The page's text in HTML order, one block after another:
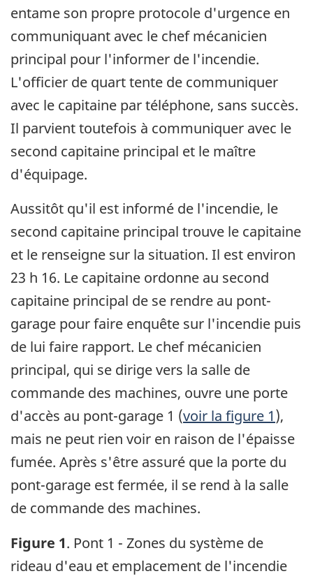
entame son propre protocole d'urgence en
communiquant avec le chef mécanicien
principal pour l'informer de l'incendie.
L'officier de quart tente de communiquer
avec le capitaine par téléphone, sans succès.
Il parvient toutefois à communiquer avec le
second capitaine principal et le maître
d'équipage.
Aussitôt qu'il est informé de l'incendie, le
second capitaine principal trouve le capitaine
et le renseigne sur la situation. Il est environ
23 h 16. Le capitaine ordonne au second
capitaine principal de se rendre au pont-
garage pour faire enquête sur l'incendie puis
de lui faire rapport. Le chef mécanicien
principal, qui se dirige vers la salle de
commande des machines, ouvre une porte
d'accès au pont-garage 1 (voir la figure 1),
mais ne peut rien voir en raison de l'épaisse
fumée. Après s'être assuré que la porte du
pont-garage est fermée, il se rend à la salle
de commande des machines.
Figure 1. Pont 1 - Zones du système de
rideau d'eau et emplacement de l'incendie